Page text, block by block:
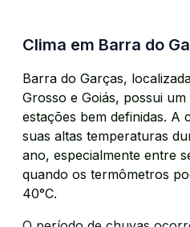
Clima em Barra do
Barra do Garças,
Grosso e Goiás, possui
estações bem definidas. A
suas altas temperaturas
ano, especialmente entre
quando os termômetros
40°C.